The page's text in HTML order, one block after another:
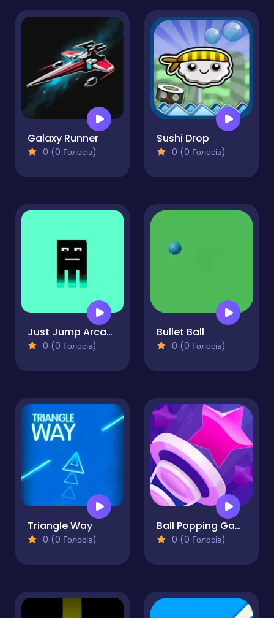
Galaxy Runner
0 (0 Голосів)
Sushi Drop
0 (0 Голосів)
Just Jump Arcade
0 (0 Голосів)
Bullet Ball
0 (0 Голосів)
Triangle Way
0 (0 Голосів)
Ball Popping Games
0 (0 Голосів)